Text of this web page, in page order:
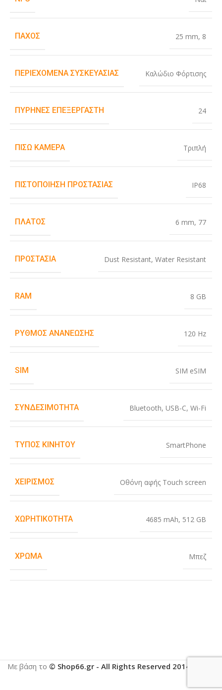
ΠΆΧΟΣ 25 mm, 8
ΠΕΡΙΕΧΌΜΕΝΑ ΣΥΣΚΕΥΑΣΊΑΣ Καλώδιο Φόρτισης
ΠΥΡΉΝΕΣ ΕΠΕΞΕΡΓΑΣΤΉ 24
ΠΊΣΩ ΚΆΜΕΡΑ Τριπλή
ΠΙΣΤΟΠΟΊΗΣΗ ΠΡΟΣΤΑΣΊΑΣ IP68
ΠΛΆΤΟΣ 6 mm, 77
ΠΡΟΣΤΑΣΊΑ Dust Resistant, Water Resistant
RAM 8 GB
ΡΥΘΜΌΣ ΑΝΑΝΈΩΣΗΣ 120 Hz
SIM SIM eSIM
ΣΥΝΔΕΣΙΜΌΤΗΤΑ Bluetooth, USB-C, Wi-Fi
ΤΎΠΟΣ ΚΙΝΗΤΟΎ SmartPhone
ΧΕΙΡΙΣΜΌΣ Οθόνη αφής Touch screen
ΧΩΡΗΤΙΚΌΤΗΤΑ 4685 mAh, 512 GB
ΧΡΏΜΑ Μπεζ
Με βάση το © Shop66.gr - All Rights Reserved 2014-2025